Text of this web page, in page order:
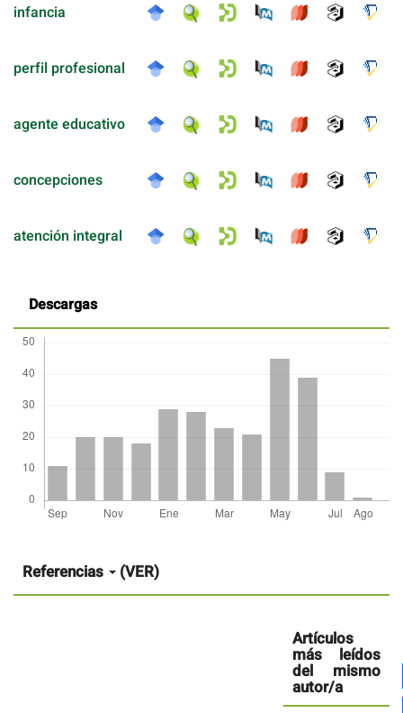
infancia
perfil profesional
agente educativo
concepciones
atención integral
Descargas
artículo
Referencias (VER)
Artículos
más leídos
del mismo
autor/a